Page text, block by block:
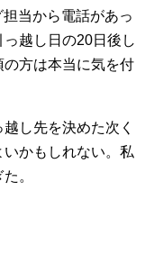
当から電話があっ
越し日の20日後し
方は本当に気を付
し先を決めた次く
かもしれない。私
。